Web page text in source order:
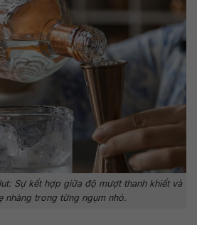
Sự kết hợp giữa độ mượt thanh khiết và
nhàng trong từng ngụm nhỏ.